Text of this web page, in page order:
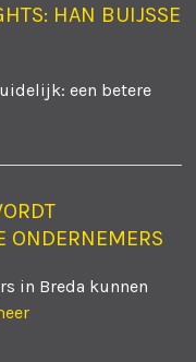
HAN BUIJSSE
een betere
ONDERNEMERS
in Breda kunnen